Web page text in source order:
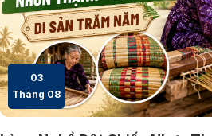
03
Tháng 08